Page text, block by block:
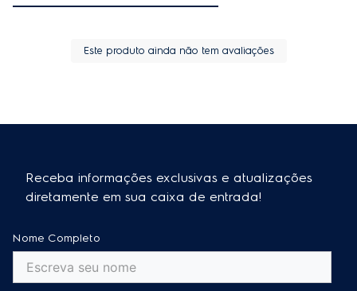
Este produto ainda não tem avaliações
Receba informações exclusivas e atualizações
diretamente em sua caixa de entrada!
Nome Completo